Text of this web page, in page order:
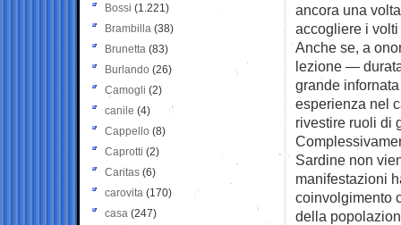
ancora una
accogliere i
Anche se, a
lezione —
grande
esperienza nel
rivestire ruoli di
Sardine non
manifestazioni
coinvolgimento
della
Bossi (1.221)
Brambilla (38)
Brunetta (83)
Burlando (26)
Camogli (2)
canile (4)
Cappello (8)
Caprotti (2)
Caritas (6)
carovita (170)
casa (247)